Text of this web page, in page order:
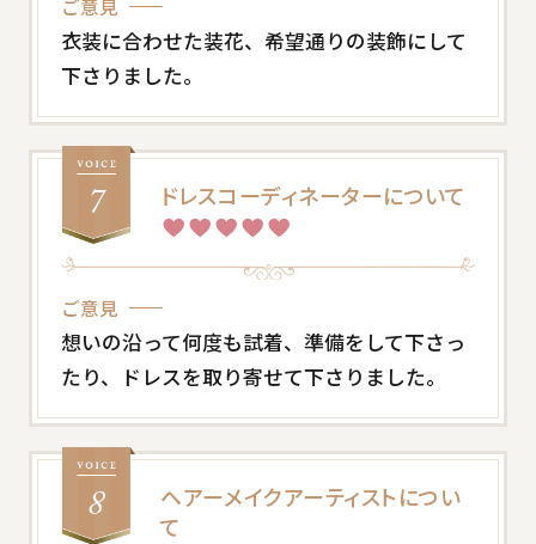
ご意見
衣装に合わせた装花、希望通りの装飾にして
下さりました。
ドレスコーディネーターについて
ご意見
想いの沿って何度も試着、準備をして下さっ
たり、ドレスを取り寄せて下さりました。
ヘアーメイクアーティストについ
て